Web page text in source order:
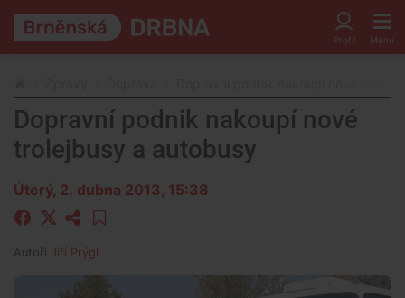
Dopravní podnik nakoupí nové
trolejbusy a autobusy
Úterý, 2. dubna 2013, 15:38
Autoři Jiří Prýgl